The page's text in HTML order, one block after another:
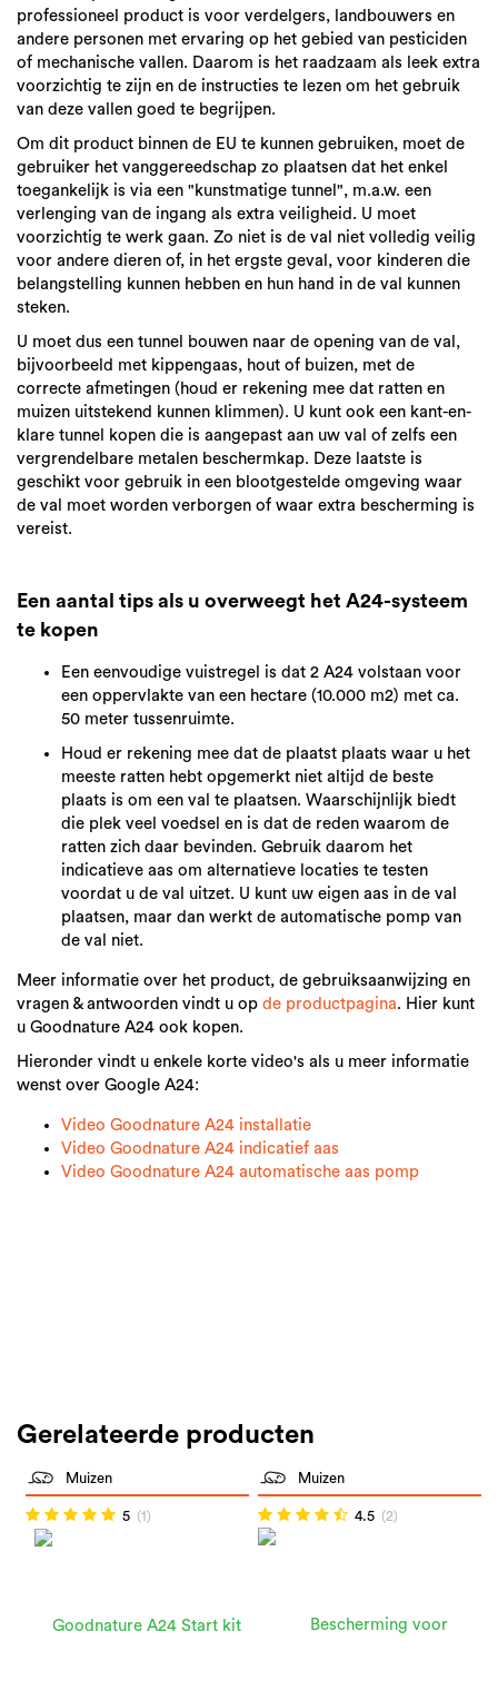
professioneel product is voor verdelgers, landbouwers en
andere personen met ervaring op het gebied van pesticiden
of mechanische vallen. Daarom is het raadzaam als leek extra
voorzichtig te zijn en de instructies te lezen om het gebruik
van deze vallen goed te begrijpen.
Om dit product binnen de EU te kunnen gebruiken, moet de
gebruiker het vanggereedschap zo plaatsen dat het enkel
toegankelijk is via een "kunstmatige tunnel", m.a.w. een
verlenging van de ingang als extra veiligheid. U moet
voorzichtig te werk gaan. Zo niet is de val niet volledig veilig
voor andere dieren of, in het ergste geval, voor kinderen die
belangstelling kunnen hebben en hun hand in de val kunnen
steken.
U moet dus een tunnel bouwen naar de opening van de val,
bijvoorbeeld met kippengaas, hout of buizen, met de
correcte afmetingen (houd er rekening mee dat ratten en
muizen uitstekend kunnen klimmen). U kunt ook een kant-en-
klare tunnel kopen die is aangepast aan uw val of zelfs een
vergrendelbare metalen beschermkap. Deze laatste is
geschikt voor gebruik in een blootgestelde omgeving waar
de val moet worden verborgen of waar extra bescherming is
vereist.
Een aantal tips als u overweegt het A24-systeem
te kopen
Een eenvoudige vuistregel is dat 2 A24 volstaan voor
een oppervlakte van een hectare (10.000 m2) met ca.
50 meter tussenruimte.
Houd er rekening mee dat de plaatst plaats waar u het
meeste ratten hebt opgemerkt niet altijd de beste
plaats is om een val te plaatsen. Waarschijnlijk biedt
die plek veel voedsel en is dat de reden waarom de
ratten zich daar bevinden. Gebruik daarom het
indicatieve aas om alternatieve locaties te testen
voordat u de val uitzet. U kunt uw eigen aas in de val
plaatsen, maar dan werkt de automatische pomp van
de val niet.
Meer informatie over het product, de gebruiksaanwijzing en
vragen & antwoorden vindt u op de productpagina. Hier kunt
u Goodnature A24 ook kopen.
Hieronder vindt u enkele korte video's als u meer informatie
wenst over Google A24:
Video Goodnature A24 installatie
Video Goodnature A24 indicatief aas
Video Goodnature A24 automatische aas pomp
Gerelateerde producten
Muizen
5 (1)
Muizen
4.5 (2)